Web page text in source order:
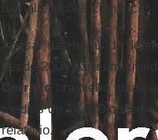
das alterações climáticas.
Apesar das taxas de
desde 2004 para uma
Cerrado
brasileiro ainda
médias de 14.179
relatório.